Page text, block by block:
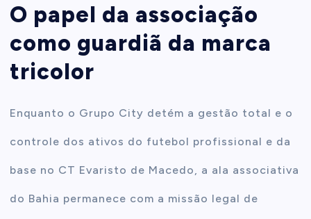
O papel da associação
como guardiã da marca
tricolor
Enquanto o Grupo City detém a gestão total e o
controle dos ativos do futebol profissional e da
base no CT Evaristo de Macedo, a ala associativa
do Bahia permanece com a missão legal de